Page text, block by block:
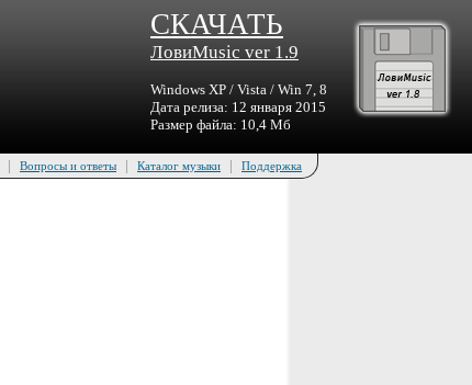
СКАЧАТЬ
ЛовиMusic ver 1.9
Windows XP / Vista / Win 7, 8
Дата релиза: 12 января 2015
Размер файла: 10,4 Мб
| Вопросы и ответы | Каталог музыки | Поддержка